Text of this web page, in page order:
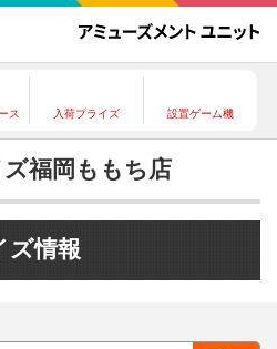
ス 入荷プライズ 設置ゲーム機
福岡ももち店
ズ情報